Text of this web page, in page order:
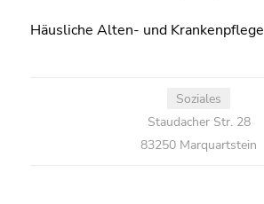
Häusliche Alten- und Krankenpflege
Soziales
Staudacher Str. 28
83250 Marquartstein